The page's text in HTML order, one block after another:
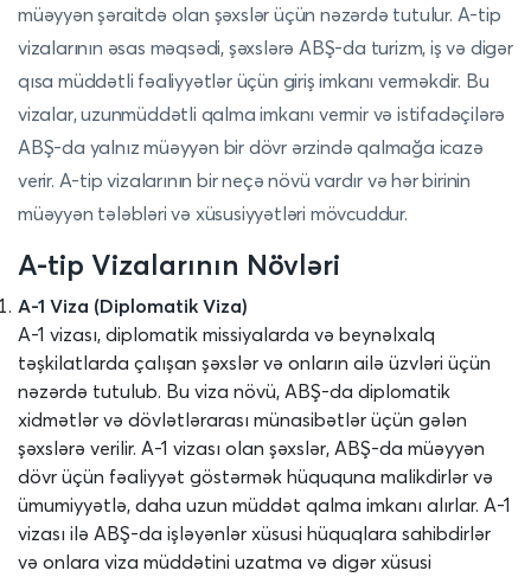
müəyyən şəraitdə olan şəxslər üçün nəzərdə tutulur. A-tip
vizalarının əsas məqsədi, şəxslərə ABŞ-da turizm, iş və digər
qısa müddətli fəaliyyətlər üçün giriş imkanı verməkdir. Bu
vizalar, uzunmüddətli qalma imkanı vermir və istifadəçilərə
ABŞ-da yalnız müəyyən bir dövr ərzində qalmağa icazə
verir. A-tip vizalarının bir neçə növü vardır və hər birinin
müəyyən tələbləri və xüsusiyyətləri mövcuddur.
A-tip Vizalarının Növləri
A-1 Viza (Diplomatik Viza)
A-1 vizası, diplomatik missiyalarda və beynəlxalq
təşkilatlarda çalışan şəxslər və onların ailə üzvləri üçün
nəzərdə tutulub. Bu viza növü, ABŞ-da diplomatik
xidmətlər və dövlətlərarası münasibətlər üçün gələn
şəxslərə verilir. A-1 vizası olan şəxslər, ABŞ-da müəyyən
dövr üçün fəaliyyət göstərmək hüququna malikdirlər və
ümumiyyətlə, daha uzun müddət qalma imkanı alırlar. A-1
vizası ilə ABŞ-da işləyənlər xüsusi hüquqlara sahibdirlər
və onlara viza müddətini uzatma və digər xüsusi